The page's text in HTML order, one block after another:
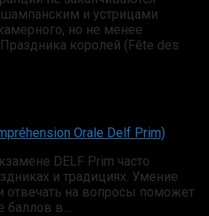
и устрицами
но не менее
королей (Fête des
Orale Delf Prim)
DELF Prim часто
и традициях. Умение
отвечать на вопросы поможет
баллов в…